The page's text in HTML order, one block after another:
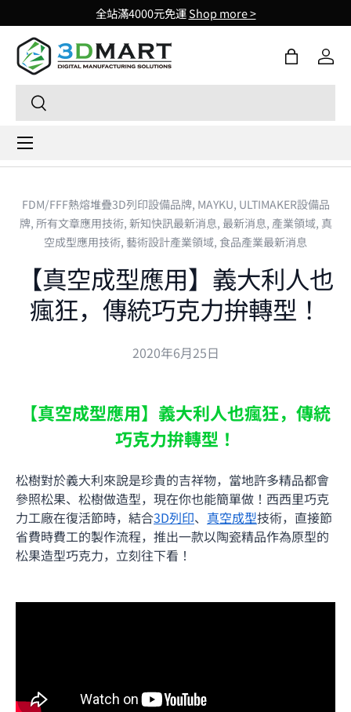
Skip to content
全站滿4000元免運Shop more >
Search
Search
購物袋登入
Menu
FDM/FFF熱熔堆疊3D列印設備品牌, MAYKU, ULTIMAKER設備品
牌, 所有文章應用技術, 新知快訊最新消息, 最新消息, 產業領域, 真
空成型應用技術, 藝術設計產業領域, 食品產業最新消息
【真空成型應用】義大利人也
瘋狂，傳統巧克力拚轉型！
2020年6月25日
【真空成型應用】義大利人也瘋狂，傳統
巧克力拚轉型！
松樹對於義大利來說是珍貴的吉祥物，當地許多精品都會
參照松果、松樹做造型，現在你也能簡單做！西西里巧克
力工廠在復活節時，結合3D列印、 真空成型技術，直接節
省費時費工的製作流程，推出一款以陶瓷精品作為原型的
松果造型巧克力，立刻往下看！